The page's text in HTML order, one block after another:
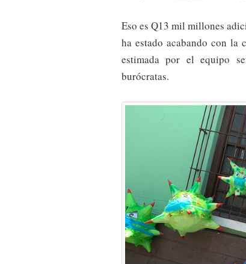
Eso es Q13 mil millones
ha estado acabando con la
estimada por el equipo
burócratas.